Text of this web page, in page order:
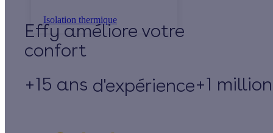
Isolation thermique
Effy
+15 ans d'expérience+1